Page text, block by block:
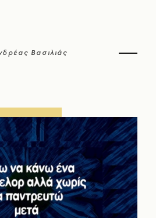
Βασιλιάς